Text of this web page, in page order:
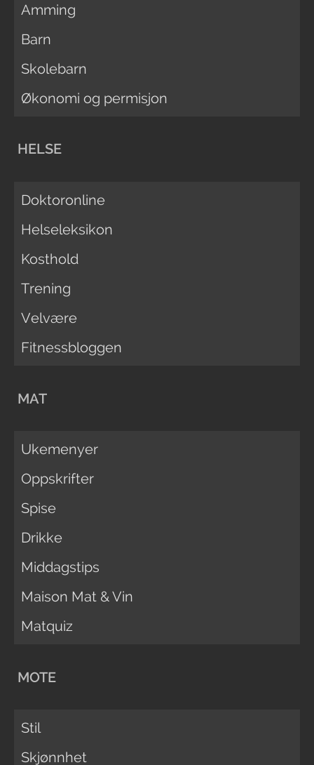
Amming
Barn
Skolebarn
Økonomi og permisjon
HELSE
Doktoronline
Helseleksikon
Kosthold
Trening
Velvære
Fitnessbloggen
MAT
Ukemenyer
Oppskrifter
Spise
Drikke
Middagstips
Maison Mat & Vin
Matquiz
MOTE
Stil
Skjønnhet